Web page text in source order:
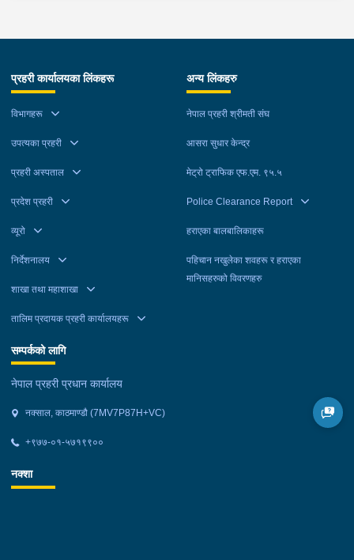
प्रहरी कार्यालयका लिंकहरू
विभागहरू
उपत्यका प्रहरी
प्रहरी अस्पताल
प्रदेश प्रहरी
व्यूरो
निर्देशनालय
शाखा तथा महाशाखा
तालिम प्रदायक प्रहरी कार्यालयहरू
अन्य लिंकहरु
नेपाल प्रहरी श्रीमती संघ
आसरा सुधार केन्द्र
मेट्रो ट्राफिक एफ.एम. ९५.५
Police Clearance Report
हराएका बालबालिकाहरू
पहिचान नखुलेका शवहरू र हराएका
मानिसहरुको विवरणहरु
सम्पर्कको लागि
नेपाल प्रहरी प्रधान कार्यालय
नक्साल, काठमाण्डौ (7MV7P87H+VC)
+९७७-०१-५७१९९००
नक्शा